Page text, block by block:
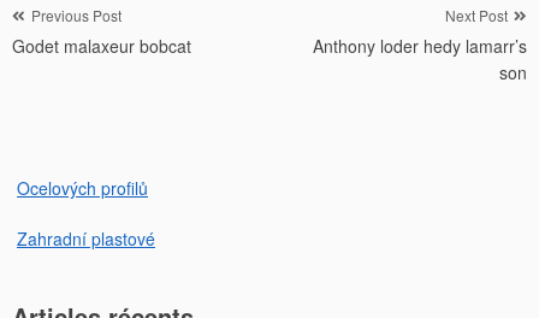
Navigation
de
Previous Post
Godet malaxeur bobcat
Next Post
Anthony loder hedy lamarr’s
son
Ocelových profilů
Zahradní plastové